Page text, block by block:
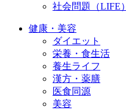
社会問題（LIFE）
健康・美容
ダイエット
栄養・食生活
養生ライフ
漢方・薬膳
医食同源
美容